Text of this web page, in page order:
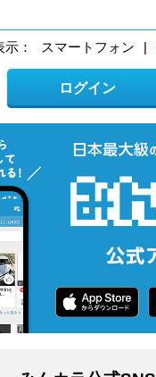
示： スマートフォン
ログイン